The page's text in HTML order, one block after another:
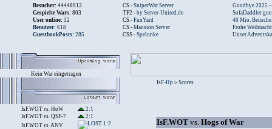
Besucher: 44448913 CS - SniperWar Server
Goodbye 2025 –
Gespielte Wars: 803 TF2 - by Server-United.de
SofaDaddler
User online: 32 CS - FunYard
40 Mio.
Benutzer: 618 CS - Mansion Server
Frohe
GuestbookPosts: 285 CSS - Spelunke Unser
Kein War eingetragen
IsF.WOT vs. HoW
2:1
IsF.WOT vs. QSF-7
2:1
IsF.WOT vs.ANV 1:2
IsF-Hp > Scores
IsF.WOT vs. Hogs of War